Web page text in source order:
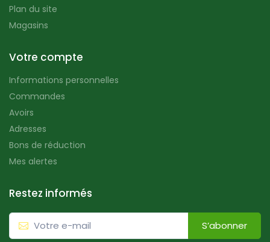
Plan du site
Magasins
Votre compte
Informations personnelles
Commandes
Avoirs
Adresses
Bons de réduction
Mes alertes
Restez informés
S’abonner